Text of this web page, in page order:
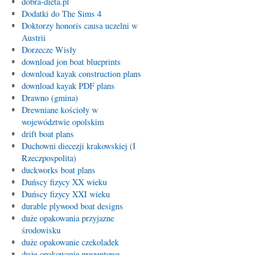
Dodatki do The Sims 4
Doktorzy honoris causa uczelni w
Austrii
Dorzecze Wisły
download jon boat blueprints
download kayak construction plans
download kayak PDF plans
Drawno (gmina)
Drewniane kościoły w
województwie opolskim
drift boat plans
Duchowni diecezji krakowskiej (I
Rzeczpospolita)
duckworks boat plans
Duńscy fizycy XX wieku
Duńscy fizycy XXI wieku
durable plywood boat designs
duże opakowania przyjazne
środowisku
duże opakowanie czekoladek